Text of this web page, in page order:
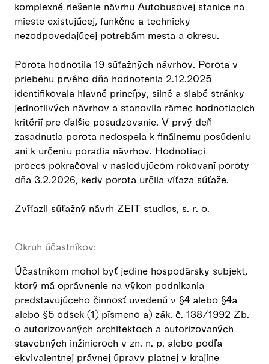
komplexné riešenie návrhu Autobusovej stanice na
mieste existujúcej, funkčne a technicky
nezodpovedajúcej potrebám mesta a okresu.
Porota hodnotila 19 súťažných návrhov. Porota v
priebehu prvého dňa hodnotenia 2.12.2025
identifikovala hlavné princípy, silné a slabé stránky
jednotlivých návrhov a stanovila rámec hodnotiacich
kritérií pre ďalšie posudzovanie. V prvý deň
zasadnutia porota nedospela k finálnemu posúdeniu
ani k určeniu poradia návrhov. Hodnotiaci
proces pokračoval v nasledujúcom rokovaní poroty
dňa 3.2.2026, kedy porota určila víťaza súťaže.
Zvíťazil súťažný návrh ZEIT studios, s. r. o.
Okruh účastníkov:
Účastníkom mohol byť jedine hospodársky subjekt,
ktorý má oprávnenie na výkon podnikania
predstavujúceho činnosť uvedenú v §4 alebo §4a
alebo §5 odsek (1) písmeno a) zák. č. 138/1992 Zb.
o autorizovaných architektoch a autorizovaných
stavebných inžinieroch v zn. n. p. alebo podľa
ekvivalentnej právnej úpravy platnej v krajine